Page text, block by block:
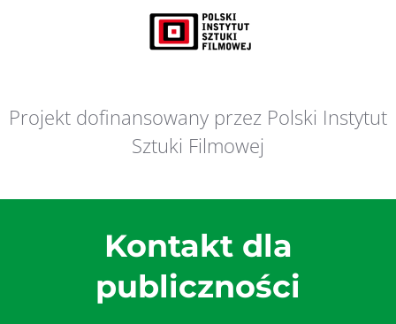
Projekt dofinansowany przez Polski Instytut
Sztuki Filmowej
Kontakt dla
publiczności